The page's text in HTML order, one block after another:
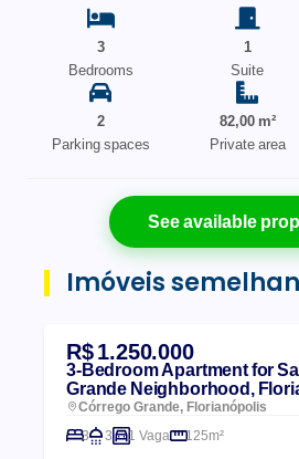
3
Bedrooms
1
Suite
2
Parking spaces
82,00 m²
Private area
See available
Imóveis
R$ 1.250.000
3-Bedroom Apartment for
Grande Neighborhood,
Córrego Grande, Florianópolis
3
3 1 Vaga 125m²